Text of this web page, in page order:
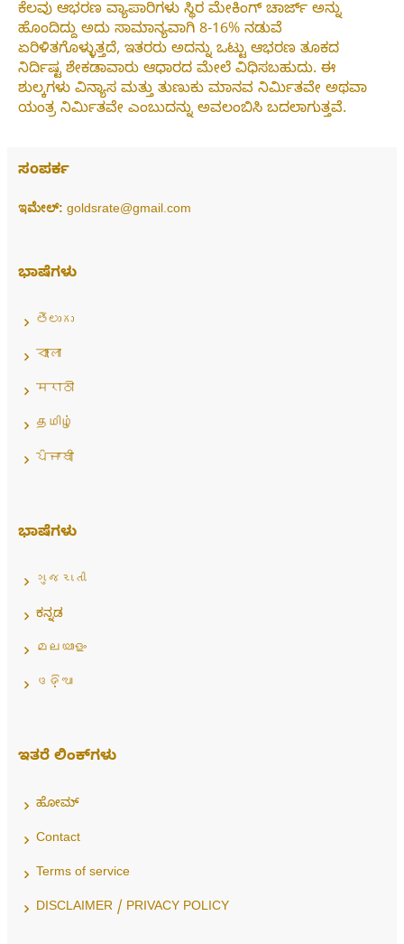
ಕೆಲವು ಆಭರಣ ವ್ಯಾಪಾರಿಗಳು ಸ್ಥಿರ ಮೇಕಿಂಗ್ ಚಾರ್ಜ್ ಅನ್ನು
ಹೊಂದಿದ್ದು ಅದು ಸಾಮಾನ್ಯವಾಗಿ 8-16% ನಡುವೆ
ಏರಿಳಿತಗೊಳ್ಳುತ್ತದೆ, ಇತರರು ಅದನ್ನು ಒಟ್ಟು ಆಭರಣ ತೂಕದ
ನಿರ್ದಿಷ್ಟ ಶೇಕಡಾವಾರು ಆಧಾರದ ಮೇಲೆ ವಿಧಿಸಬಹುದು. ಈ
ಶುಲ್ಕಗಳು ವಿನ್ಯಾಸ ಮತ್ತು ತುಣುಕು ಮಾನವ ನಿರ್ಮಿತವೇ ಅಥವಾ
ಯಂತ್ರ ನಿರ್ಮಿತವೇ ಎಂಬುದನ್ನು ಅವಲಂಬಿಸಿ ಬದಲಾಗುತ್ತವೆ.
ಸಂಪರ್ಕ
ಇಮೇಲ್: goldsrate@gmail.com
ಭಾಷೆಗಳು
తెలుగు
বাংলা
मराठी
தமிழ்
ਪੰਜਾਬੀ
ಭಾಷೆಗಳು
ગુજરાતી
ಕನ್ನಡ
മലയാളം
ଓଡ଼ିଆ
ಇತರೆ ಲಿಂಕ್‌ಗಳು
ಹೋಮ್
Contact
Terms of service
DISCLAIMER / PRIVACY POLICY